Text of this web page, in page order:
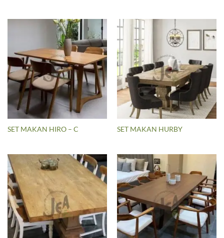
SET MAKAN HIRO – C SET MAKAN HURBY